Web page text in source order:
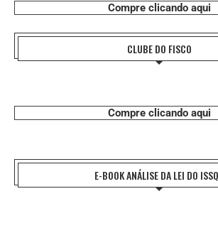
Compre clicando aqui
CLUBE DO FISCO
Compre clicando aqui
E-BOOK ANÁLISE DA LEI DO